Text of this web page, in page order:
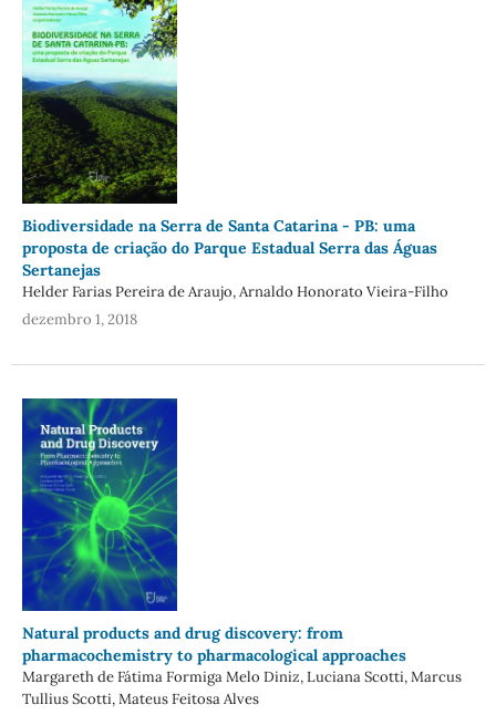
Biodiversidade na Serra de Santa Catarina - PB: uma
proposta de criação do Parque Estadual Serra das Águas
Sertanejas
Helder Farias Pereira de Araujo, Arnaldo Honorato Vieira-Filho
dezembro 1, 2018
Natural products and drug discovery: from
pharmacochemistry to pharmacological approaches
Margareth de Fátima Formiga Melo Diniz, Luciana Scotti, Marcus
Tullius Scotti, Mateus Feitosa Alves